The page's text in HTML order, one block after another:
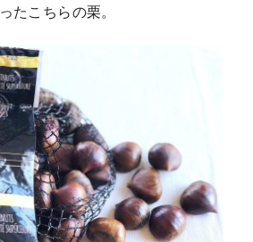
たこちらの栗。